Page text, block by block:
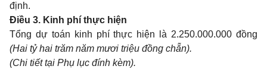
định.
Điều 3. Kinh phí thực hiện
Tổng dự toán kinh phí thực hiện là 2.250.000.000 đồng
(Hai tỷ hai trăm năm mươi triệu đồng chẵn).
(Chi tiết tại Phụ lục đính kèm).